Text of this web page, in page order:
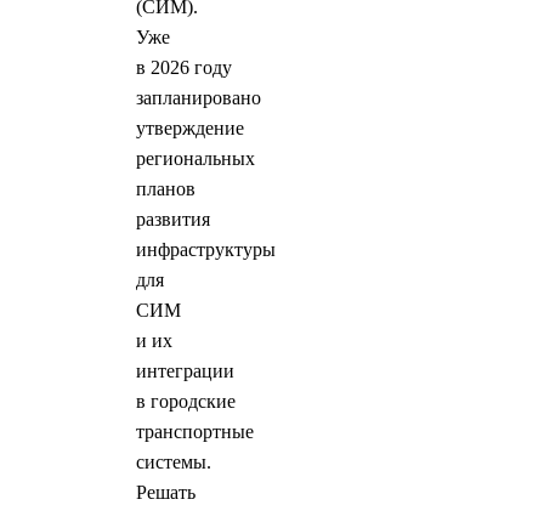
(СИМ).
Уже
в 2026 году
запланировано
утверждение
региональных
планов
развития
инфраструктуры
для
СИМ
и их
интеграции
в городские
транспортные
системы.
Решать